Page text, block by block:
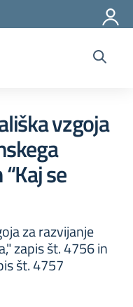
vzgoja
se
za razvijanje
zapis št. 4756 in
št. 4757